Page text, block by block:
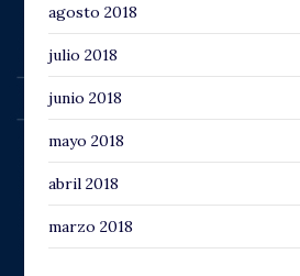
agosto 2018
julio 2018
junio 2018
mayo 2018
abril 2018
marzo 2018